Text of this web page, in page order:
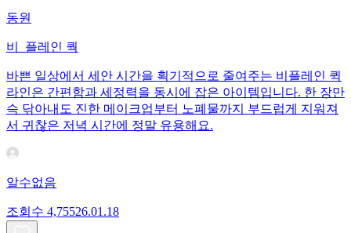
동원
비_플레인 쿽
바쁜 일상에서 세안 시간을 획기적으로 줄여주는 비플레인 퀵
라인은 간편함과 세정력을 동시에 잡은 아이템입니다. 한 장만
슥 닦아내도 진한 메이크업부터 노폐물까지 부드럽게 지워져
서 귀찮은 저녁 시간에 정말 유용해요.
알수없음
조회수 4,75526.01.18